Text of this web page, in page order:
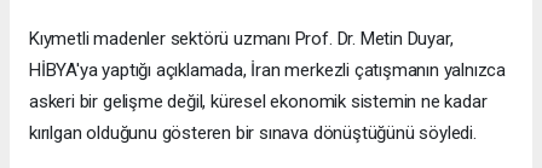
Kıymetli madenler sektörü uzmanı Prof. Dr. Metin Duyar,
HİBYA'ya yaptığı açıklamada, İran merkezli çatışmanın yalnızca
askeri bir gelişme değil, küresel ekonomik sistemin ne kadar
kırılgan olduğunu gösteren bir sınava dönüştüğünü söyledi.